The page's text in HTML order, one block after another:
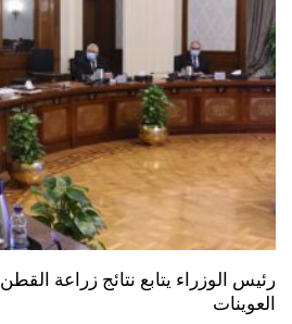
رئيس الوزراء يتابع نتائج زراعة
العوينات